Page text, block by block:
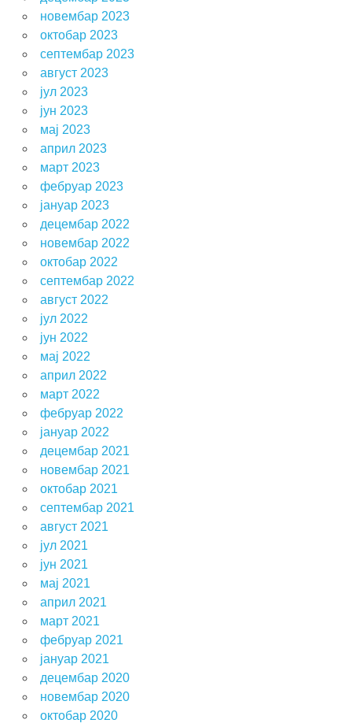
новембар 2023
октобар 2023
септембар 2023
август 2023
јул 2023
јун 2023
мај 2023
април 2023
март 2023
фебруар 2023
јануар 2023
децембар 2022
новембар 2022
октобар 2022
септембар 2022
август 2022
јул 2022
јун 2022
мај 2022
април 2022
март 2022
фебруар 2022
јануар 2022
децембар 2021
новембар 2021
октобар 2021
септембар 2021
август 2021
јул 2021
јун 2021
мај 2021
април 2021
март 2021
фебруар 2021
јануар 2021
децембар 2020
новембар 2020
октобар 2020